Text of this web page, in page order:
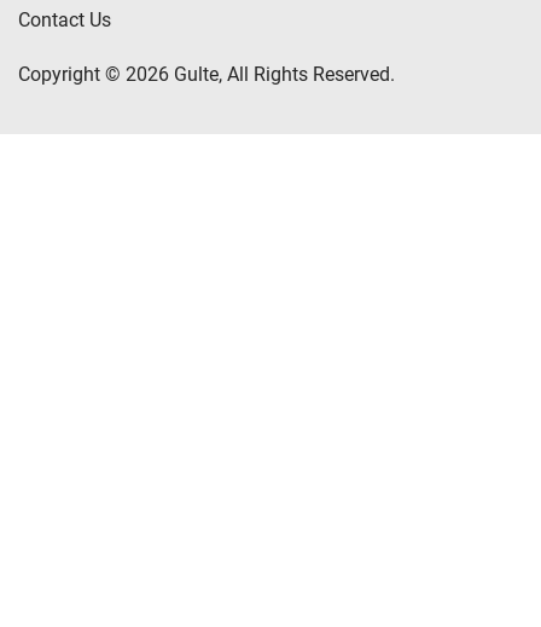
Contact Us
Copyright © 2026 Gulte, All Rights Reserved.